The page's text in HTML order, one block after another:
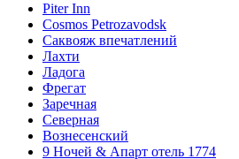
Piter Inn
Cosmos Petrozavodsk
Саквояж впечатлений
Лахти
Ладога
Фрегат
Заречная
Северная
Вознесенский
9 Ночей & Апарт отель 1774